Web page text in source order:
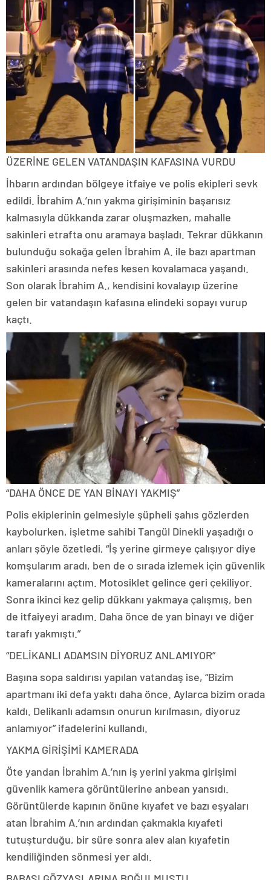
ÜZERİNE GELEN VATANDAŞIN KAFASINA VURDU
İhbarın ardından bölgeye itfaiye ve polis ekipleri sevk
edildi. İbrahim A.’nın yakma girişiminin başarısız
kalmasıyla dükkanda zarar oluşmazken, mahalle
sakinleri etrafta onu aramaya başladı. Tekrar dükkanın
bulunduğu sokağa gelen İbrahim A. ile bazı apartman
sakinleri arasında nefes kesen kovalamaca yaşandı.
Son olarak İbrahim A., kendisini kovalayıp üzerine
gelen bir vatandaşın kafasına elindeki sopayı vurup
kaçtı.
“DAHA ÖNCE DE YAN BİNAYI YAKMIŞ”
Polis ekiplerinin gelmesiyle şüpheli şahıs gözlerden
kaybolurken, işletme sahibi Tangül Dinekli yaşadığı o
anları şöyle özetledi, “İş yerine girmeye çalışıyor diye
komşularım aradı, ben de o sırada izlemek için güvenlik
kameralarını açtım. Motosiklet gelince geri çekiliyor.
Sonra ikinci kez gelip dükkanı yakmaya çalışmış, ben
de itfaiyeyi aradım. Daha önce de yan binayı ve diğer
tarafı yakmıştı.”
“DELİKANLI ADAMSIN DİYORUZ ANLAMIYOR”
Başına sopa saldırısı yapılan vatandaş ise, “Bizim
apartmanı iki defa yaktı daha önce. Aylarca bizim orada
kaldı. Delikanlı adamsın onurun kırılmasın, diyoruz
anlamıyor” ifadelerini kullandı.
YAKMA GİRİŞİMİ KAMERADA
Öte yandan İbrahim A.’nın iş yerini yakma girişimi
güvenlik kamera görüntülerine anbean yansıdı.
Görüntülerde kapının önüne kıyafet ve bazı eşyaları
atan İbrahim A.’nın ardından çakmakla kıyafeti
tutuşturduğu, bir süre sonra alev alan kıyafetin
kendiliğinden sönmesi yer aldı.